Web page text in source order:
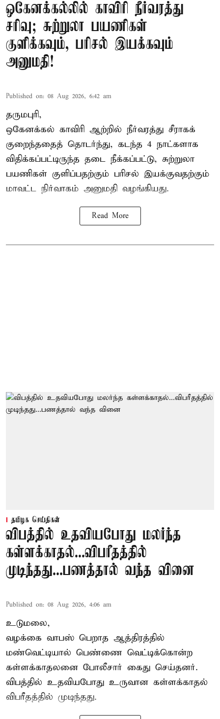
ஒகேனக்கல்லில் காவிரி நீர்வரத்து
சரிவு; சுற்றுலா பயணிகள்
குளிக்கவும், பரிசல் இயக்கவும்
அனுமதி!
Published on: 08 Aug 2026, 6:42 am
தருமபுரி,
ஒகேனக்கல் காவிரி ஆற்றில் நீர்வரத்து சீராகக்
குறைந்ததைத் தொடர்ந்து, கடந்த 4 நாட்களாக
விதிக்கப்பட்டிருந்த தடை நீக்கப்பட்டு, சுற்றுலா
பயணிகள் குளிப்பதற்கும் பரிசல் இயக்குவதற்கும்
மாவட்ட நிர்வாகம் அனுமதி வழங்கியது.
Read More
தமிழக செய்திகள்
விபத்தில் உதவியபோது மலர்ந்த
கள்ளக்காதல்...விபரீதத்தில்
முடிந்தது...பணத்தால் வந்த வினை
Published on: 08 Aug 2026, 4:06 am
உடுமலை,
வழக்கை வாபஸ் பெறாத ஆத்திரத்தில்
மண்வெட்டியால் பெண்ணை வெட்டிக்கொன்ற
கள்ளக்காதலனை போலீசார் கைது செய்தனர்.
விபத்தில் உதவியபோது உருவான கள்ளக்காதல்
விபரீதத்தில் முடிந்தது.